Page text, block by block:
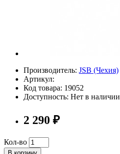
Производитель: JSB (Чехия)
Артикул:
Код товара: 19052
Доступность: Нет в наличии
2 290 ₽
Кол-во